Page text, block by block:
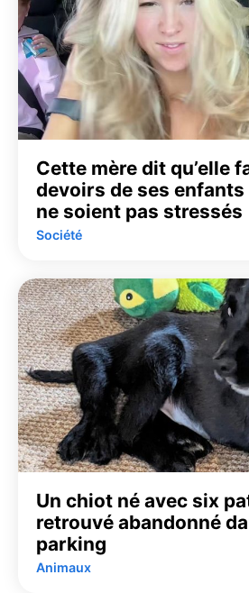
Cette mère dit qu’elle
devoirs de ses enfants
ne soient pas stressés
Société
Un chiot né avec six
retrouvé abandonné
parking
Animaux